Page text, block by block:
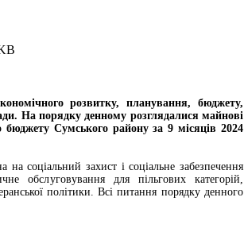
розвитку, планування, бюджету,
На порядку денному розглядалися майнові
Сумського району за 9 місяців 2024
соціальний захист і соціальне забезпечення
обслуговування для пільгових категорій,
політики. Всі питання порядку денного